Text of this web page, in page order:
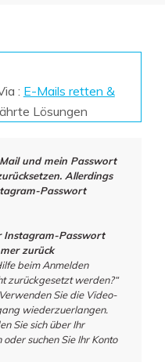
kostenlos
: E-Mails retten &
Lösungen
und mein Passwort
Allerdings
Passwort
Instagram-Passwort
zurück
beim Anmelden
zurückgesetzt werden?“
Sie die Video-
wiederzuerlangen.
Sie sich über Ihr
suchen Sie Ihr Konto